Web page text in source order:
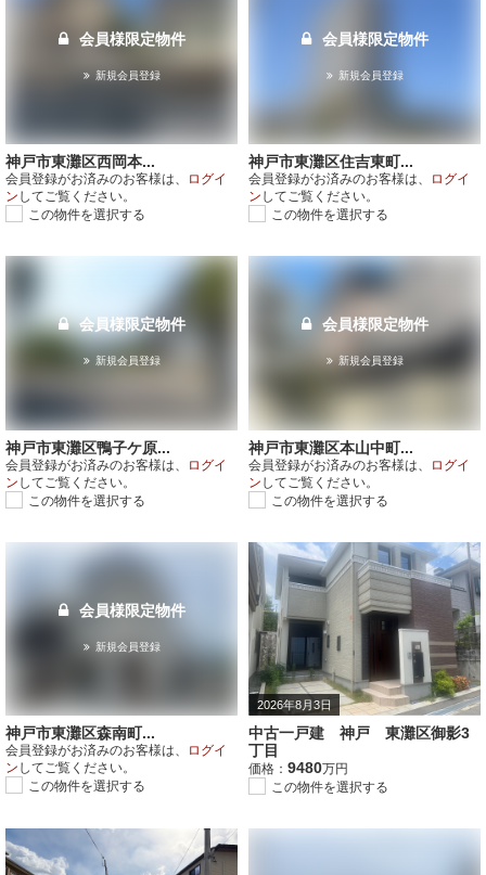
会員様限定物件
新規会員登録
神戸市東灘区西岡本...
会員登録がお済みのお客様は、
ログイ
ン してご覧ください。
この物件を選択する
会員様限定物件
新規会員登録
神戸市東灘区住吉東町...
会員登録がお済みのお客様は、
ログイ
ン してご覧ください。
この物件を選択する
会員様限定物件
新規会員登録
神戸市東灘区鴨子ケ原...
会員登録がお済みのお客様は、
ログイ
ン してご覧ください。
この物件を選択する
会員様限定物件
新規会員登録
神戸市東灘区本山中町...
会員登録がお済みのお客様は、
ログイ
ン してご覧ください。
この物件を選択する
会員様限定物件
新規会員登録
神戸市東灘区森南町...
会員登録がお済みのお客様は、
ログイ
ン してご覧ください。
この物件を選択する
2026年8月3日
中古一戸建 神戸 東灘区御影3
丁目
価格： 9480万円
この物件を選択する